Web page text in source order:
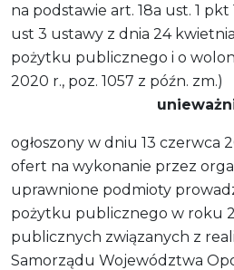
na podstawie art. 18a ust. 1 pkt
ust 3 ustawy z dnia 24
pożytku publicznego i o
2020 r., poz. 1057 z późn. zm.)
ogłoszony w dniu 13 czerwca
ofert na wykonanie przez
uprawnione podmioty
pożytku publicznego w roku
publicznych związanych z
Samorządu Województwa